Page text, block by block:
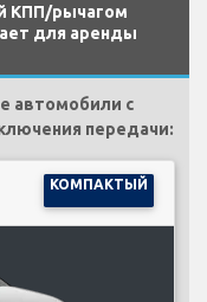
КПП/рычагом
для аренды
автомобили с
передачи:
КОМПАКТЫЙ